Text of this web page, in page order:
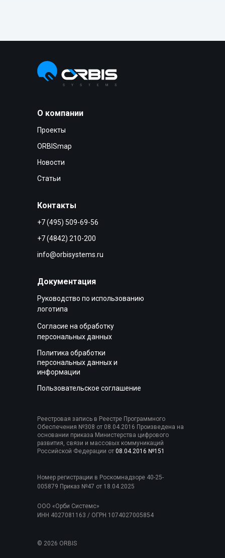
© 2026 ORBIS
+7 (4842) 210-200
ИНН 4027081163 / ОГРН 1074027005854
Реестровая запись в Реестре Программного
Обеспечения №308 от 08.04.2016 Произведена на
основании приказа Министерства цифрового
развития, связи и массовых коммуникаций
Российской Федерации от 08.04.2016 №151
Номер регистрации в Роскомнадзоре 40-25-
005879 Приказ №47 от 18.04.2025
ООО «Орби Системс»
Руководство по использованию
логотипа
Согласие на обработку
персональных данных
Пользовательское соглашение
Политика обработки
персональных данных и
информации
info@orbisystems.ru
Статьи
Новости
ORBISmap
Документация
О компании
Контакты
Проекты
+7 (495) 509-69-56